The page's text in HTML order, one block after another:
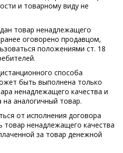
и товарному виду не
товар ненадлежащего
оговорено продавцом,
положениями ст. 18
способа
быть выполнена только
ненадлежащего качества и
аналогичный товар.
от исполнения договора
товар ненадлежащего качества
за товар денежной